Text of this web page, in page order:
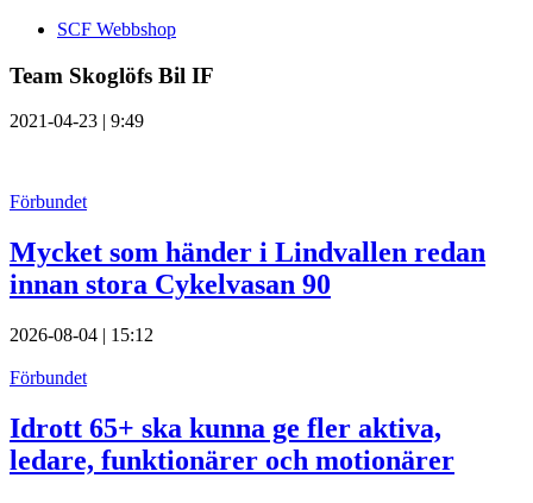
SCF Webbshop
Team Skoglöfs Bil IF
2021-04-23 | 9:49
Förbundet
Mycket som händer i Lindvallen redan
innan stora Cykelvasan 90
2026-08-04 | 15:12
Förbundet
Idrott 65+ ska kunna ge fler aktiva,
ledare, funktionärer och motionärer